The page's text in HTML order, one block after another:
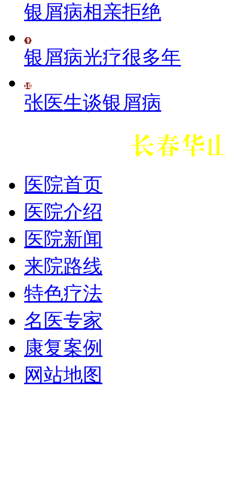
银屑病相亲拒绝
银屑病光疗很多年
张医生谈银屑病
医院首页
医院介绍
医院新闻
来院路线
特色疗法
名医专家
康复案例
网站地图